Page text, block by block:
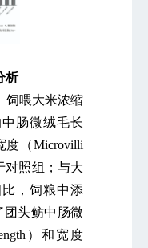
析
喂大米浓缩
肠微绒毛长
度（Microvilli
对照组；与大
，饲粮中添
团头鲂中肠微
）和宽度